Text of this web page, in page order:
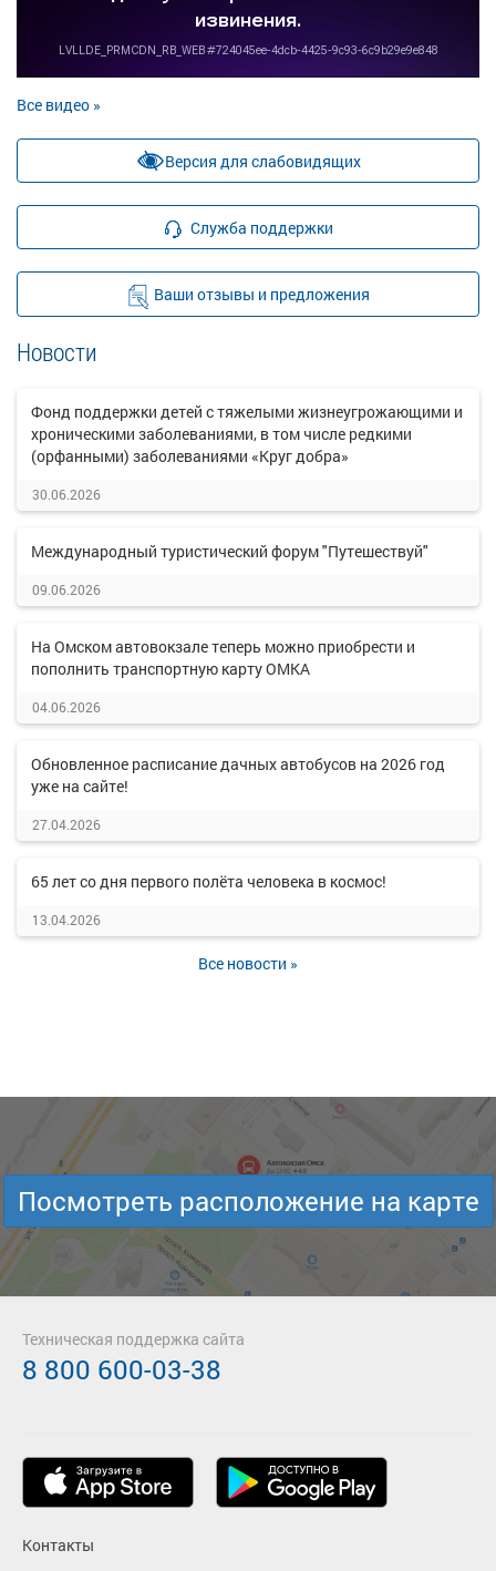
Все видео »
Версия для слабовидящих
Служба поддержки
Ваши отзывы и предложения
Новости
Фонд поддержки детей с тяжелыми жизнеугрожающими и
хроническими заболеваниями, в том числе редкими
(орфанными) заболеваниями «Круг добра»
30.06.2026
Международный туристический форум "Путешествуй"
09.06.2026
На Омском автовокзале теперь можно приобрести и
пополнить транспортную карту ОМКА
04.06.2026
Обновленное расписание дачных автобусов на 2026 год
уже на сайте!
27.04.2026
65 лет со дня первого полёта человека в космос!
13.04.2026
Все новости »
Посмотреть расположение на карте
Контакты
Техническая поддержка сайта
8 800 600-03-38